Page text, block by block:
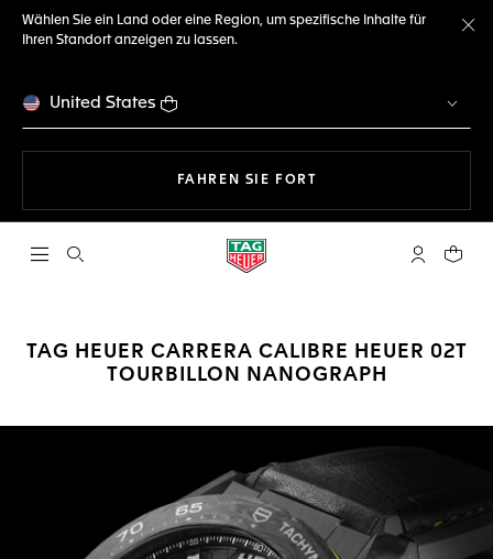
Wählen Sie ein Land oder eine Region, um spezifische Inhalte für
Ihren Standort anzeigen zu lassen.
United States
FAHREN SIE FORTMIT DER NAVIGATION
Suche öffnen My TAG
Ihr
TAG HEUER CARRERA CALIBRE HEUER 02T
TOURBILLON NANOGRAPH